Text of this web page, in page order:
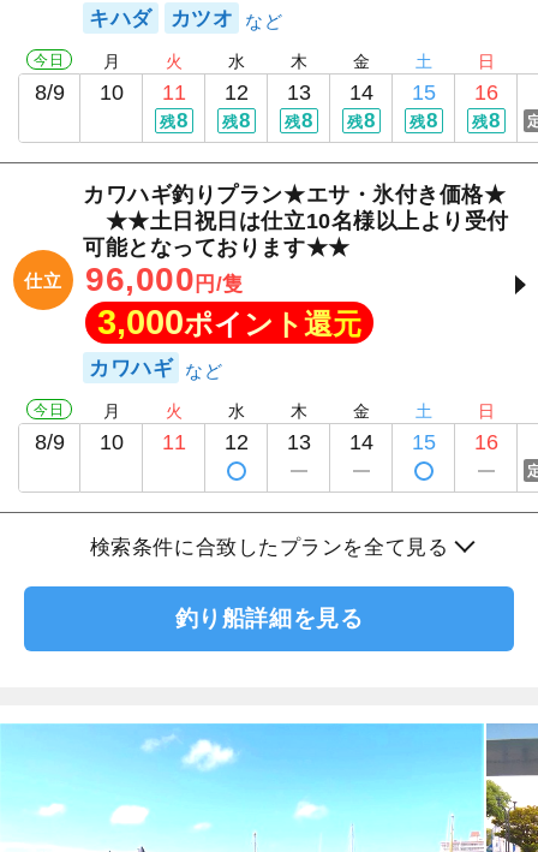
キハダ カツオ
今日
8/9
月
10
火
11
残8
水
12
残8
木
13
残8
金
14
残8
土
15
残8
日
16
残8
仕立
カワハギ釣りプラン★エサ・氷付き価格★
★★土日祝日は仕立10名様以上より受付
可能となっております★★
96,000 円/隻
3,000ポイント還元
カワハギ
今日
8/9
月
10
火
11
水
12
木
13
金
14
土
15
日
16
検索条件に合致したプランを全て見る
釣り船詳細を見る